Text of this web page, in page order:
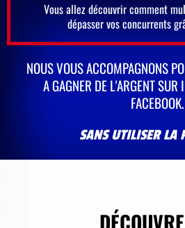
Vous allez découvrir comment
dépasser vos concurrents
NOUS VOUS ACCOMPAGNONS
A GAGNER DE L'ARGENT SUR
FACEBOOK.
SANS UTILISER LA